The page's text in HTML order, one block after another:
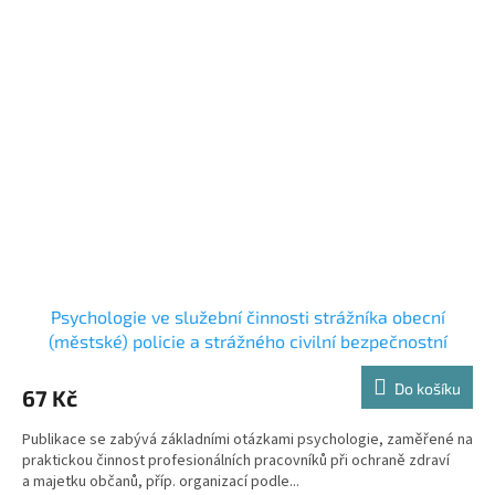
Psychologie ve služební činnosti strážníka obecní
(městské) policie a strážného civilní bezpečnostní
67 Kč Do košíku
Publikace se zabývá základními otázkami psychologie, zaměřené na
praktickou činnost profesionálních pracovníků při ochraně zdraví
a majetku občanů, příp. organizací podle...